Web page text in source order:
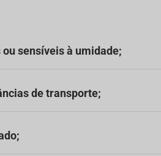
sensíveis à umidade;
de transporte;